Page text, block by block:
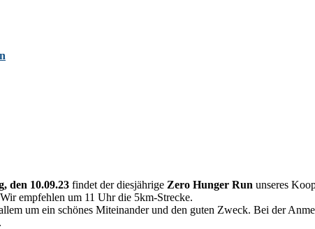
den 10.09.23 findet der diesjährige Zero Hunger Run unseres
empfehlen um 11 Uhr die 5km-Strecke.
um ein schönes Miteinander und den guten Zweck. Bei der